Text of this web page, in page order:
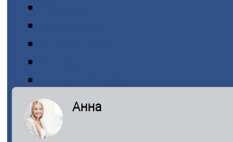
Оформление
Оплата
Анна